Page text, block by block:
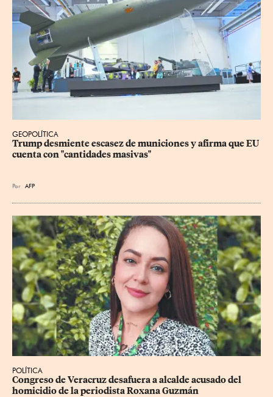
GEOPOLÍTICA
Trump desmiente escasez de municiones y afirma que EU
cuenta con "cantidades masivas"
Por AFP
POLÍTICA
Congreso de Veracruz desafuera a alcalde acusado del
homicidio de la periodista Roxana Guzmán